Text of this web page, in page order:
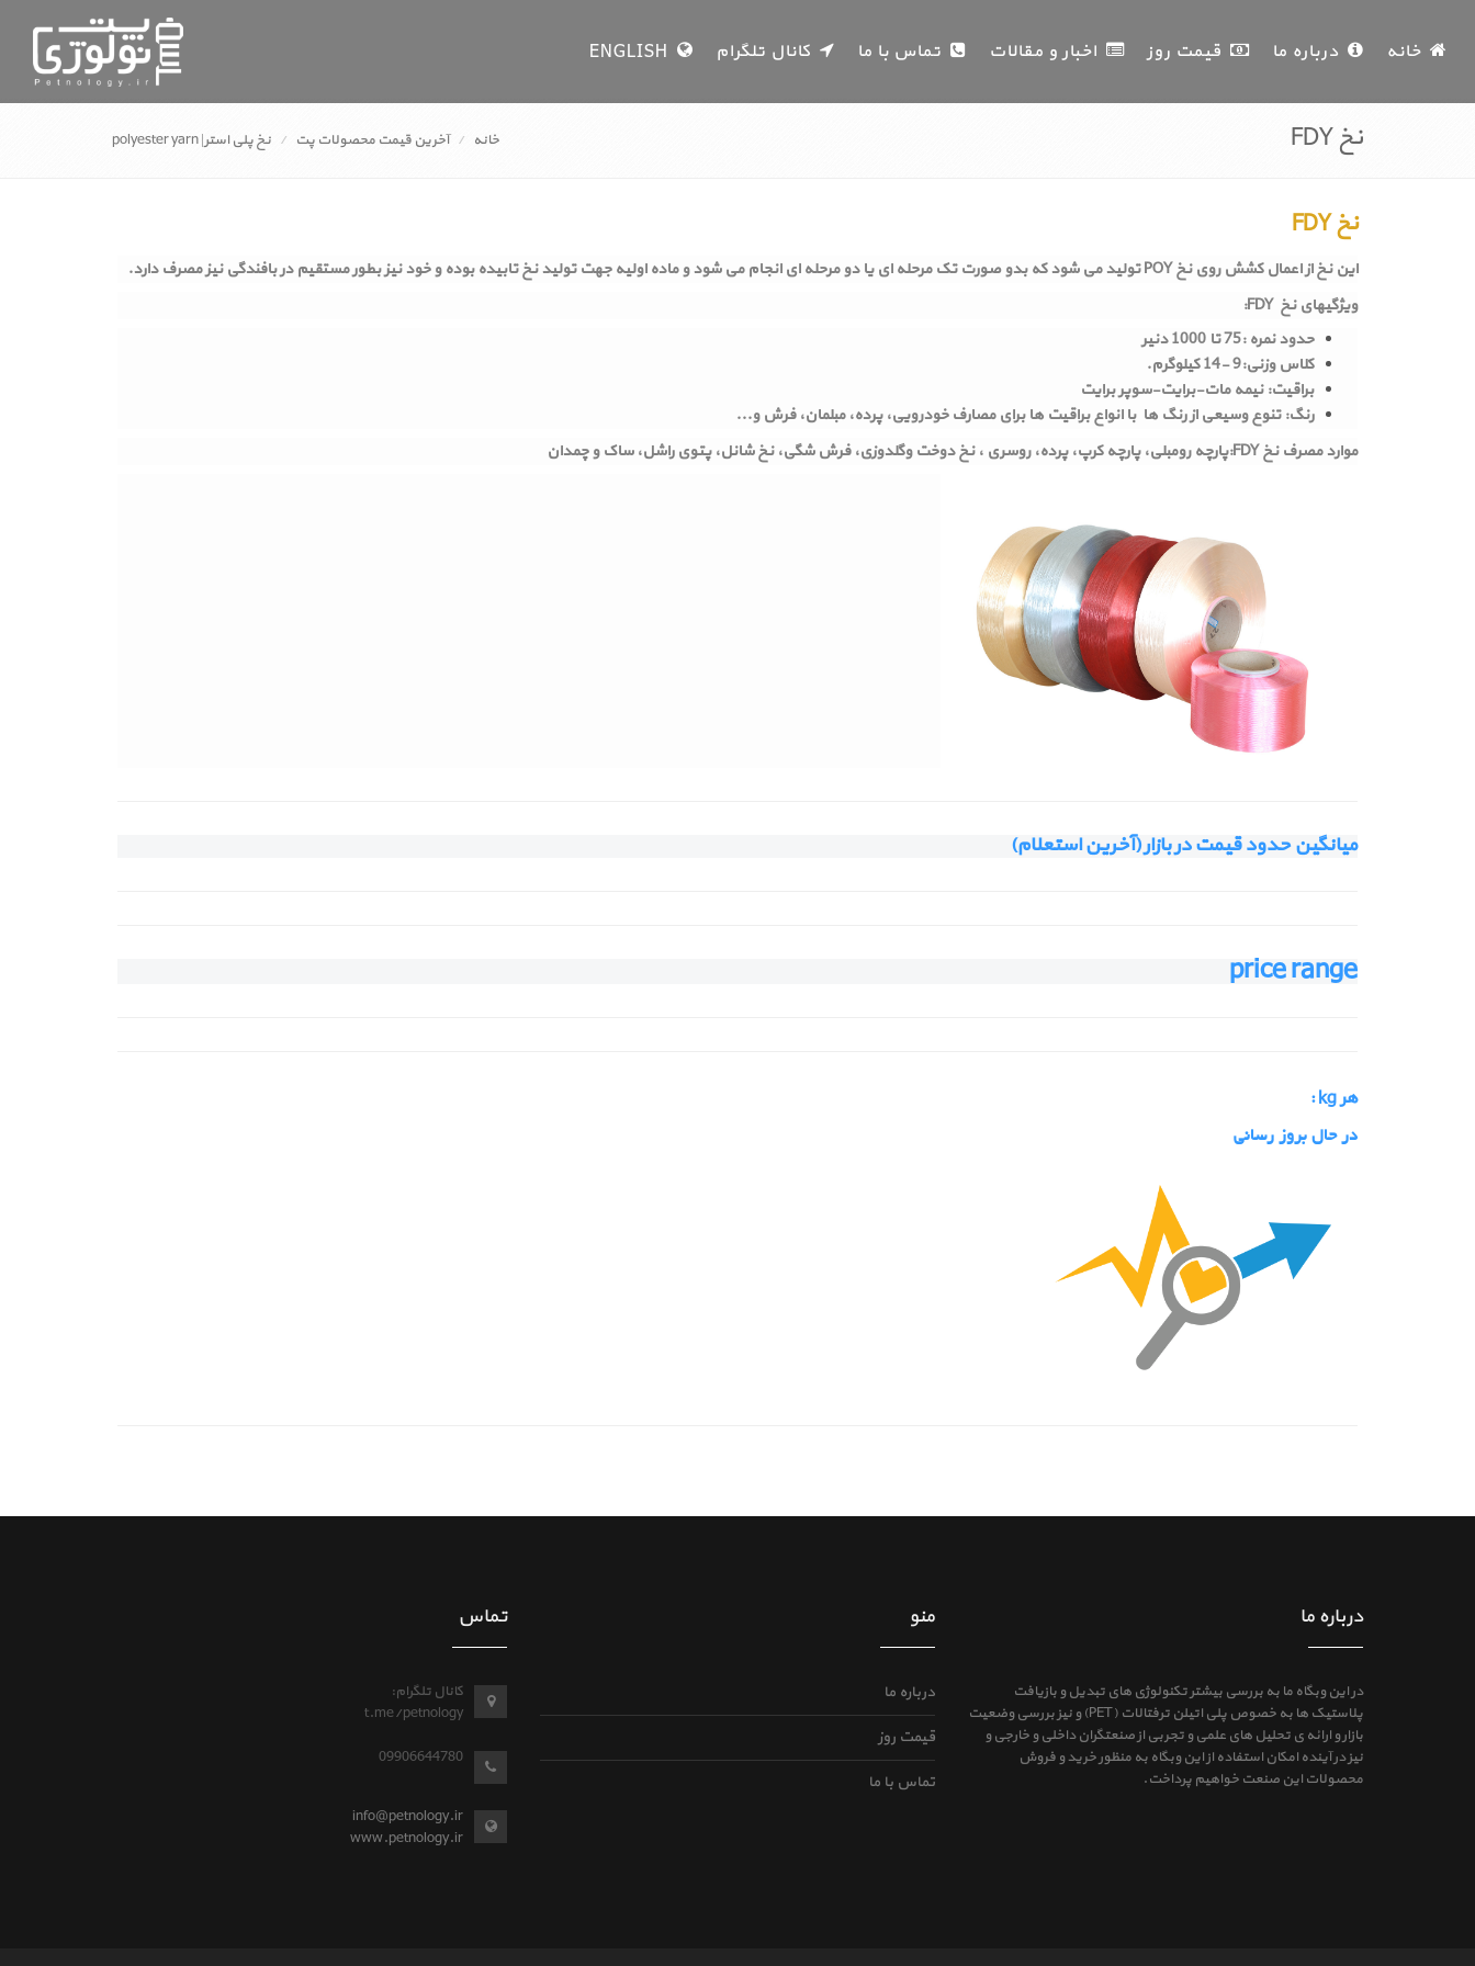
خانه درباره ما قیمت روز اخبار و مقالات تماس با ما کانال تلگرام
نخ FDY خانه آخرین قیمت محصولات پت نخ پلی استر| polyester yarn
نخ FDY
این نخ از اعمال کشش روی نخ POY تولید می شود که بدو صورت تک مرحله ای یا دو مرحله ای انجام می شود و ماده اولیه جهت تولید نخ تابیده بوده و خود نیز بطور مستقیم در بافندگی نیز مصرف دارد.
ویژگیهای نخ FDY:
حدود نمره :75 تا 1000 دنیر
کلاس وزنی:9 -14 کیلوگرم.
براقیت: نیمه مات-برایت-سوپر برایت
رنگ: تنوع وسیعی از رنگ ها با انواع براقیت ها برای مصارف خودرویی، پرده، مبلمان، فرش و...
موارد مصرف نخ FDY:پارچه رومبلی، پارچه کرپ، پرده، روسری ، نخ دوخت وگلدوزی، فرش شگی، نخ شانل، پتوی راشل، ساک و چمدان
میانگین حدود قیمت در بازار (آخرین استعلام)
price range
هر kg :
در حال بروز رسانی
درباره ما
در این وبگاه ما به بررسی بیشتر تکنولوژی های تبدیل و بازیافت
پلاستیک ها به خصوص پلی اتیلن ترفتالات (PET) و نیز بررسی وضعیت
بازار و ارائه ی تحلیل های علمی و تجربی از صنعتگران داخلی و خارجی و
نیز در آینده امکان استفاده از این وبگاه به منظور خرید و فروش
محصولات این صنعت خواهیم پرداخت.
منو
درباره ما
قیمت روز
تماس با ما
تماس
کانال تلگرام:
t.me/petnology
09906644780
info@petnology.ir
www.petnology.ir